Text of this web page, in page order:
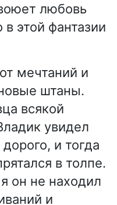
любовь
этой фантазии
мечтаний и
штаны.
всякой
увидел
и тогда
в толпе.
он не находил
и